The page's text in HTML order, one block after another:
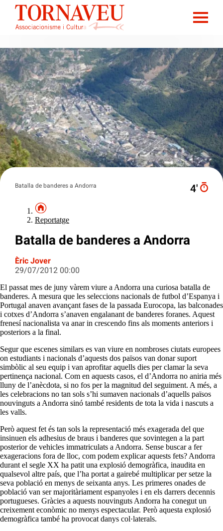
Batalla de banderes a Andorra 4′
Reportatge
Batalla de banderes a Andorra
Èric Jover
29/07/2012 00:00
El passat mes de juny vàrem viure a Andorra una curiosa batalla de
banderes. A mesura que les seleccions nacionals de futbol d’Espanya i
Portugal anaven avançant fases de la passada Eurocopa, las balconades
i cotxes d’Andorra s’anaven engalanant de banderes foranes. Aquest
frenesí nacionalista va anar in crescendo fins als moments anteriors i
posteriors a la final.
Segur que escenes similars es van viure en nombroses ciutats europees
on estudiants i nacionals d’aquests dos països van donar suport
simbòlic al seu equip i van aprofitar aquells dies per clamar la seva
pertinença nacional. Com en aquests casos, el d’Andorra no aniria més
lluny de l’anècdota, si no fos per la magnitud del seguiment. A més, a
les celebracions no tan sols s’hi sumaven nacionals d’aquells països
nouvinguts a Andorra sinó també residents de tota la vida i nascuts a
les valls.
Però aquest fet és tan sols la representació més exagerada del que
insinuen els adhesius de braus i banderes que sovintegen a la part
posterior de vehicles immatriculats a Andorra. Sense buscar a fer
exageracions fora de lloc, com podem explicar aquests fets? Andorra
durant el segle XX ha patit una explosió demogràfica, inaudita en
qualsevol altre país, que l’ha portat a gairebé multiplicar per setze la
seva població en menys de seixanta anys. Les primeres onades de
població van ser majoritàriament espanyoles i en els darrers decennis
portugueses. Gràcies a aquests nouvinguts Andorra ha conegut un
creixement econòmic no menys espectacular. Però aquesta explosió
demogràfica també ha provocat danys col·laterals.